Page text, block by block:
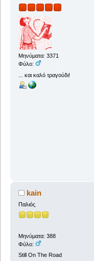
Μηνύματα: 3371
Φύλο:
... και καλό τραγούδι!
kain
Παλιός
Μηνύματα: 388
Φύλο:
Still On The Road